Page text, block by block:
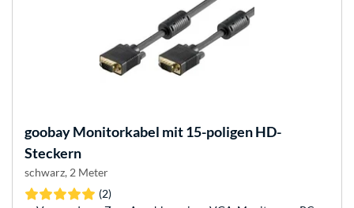
goobayMonitorkabel mit 15-poligen HD-
Steckern
schwarz, 2 Meter
(2)